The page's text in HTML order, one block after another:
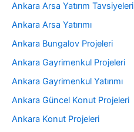
Ankara Arsa Yatırım Tavsiyeleri
Ankara Arsa Yatırımı
Ankara Bungalov Projeleri
Ankara Gayrimenkul Projeleri
Ankara Gayrimenkul Yatırımı
Ankara Güncel Konut Projeleri
Ankara Konut Projeleri